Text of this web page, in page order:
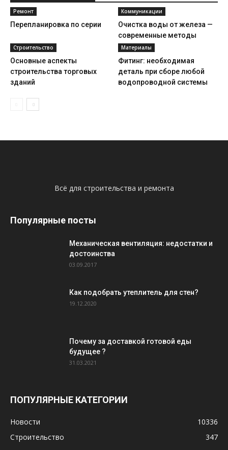
Ремонт
Перепланировка по серии
Коммуникации
Очистка воды от железа —
современные методы
Строительство
Основные аспекты
строительства торговых
зданий
Материалы
Фитинг: необходимая
деталь при сборе любой
водопроводной системы
Всё для строительства и ремонта
Популярные посты
Механическая вентиляция: недостатки и
достоинства
03.09.2017
Как подобрать утеплитель для стен?
19.12.2020
Почему за доставкой готовой еды
будущее ?
31.03.2021
ПОПУЛЯРНЫЕ КАТЕГОРИИ
Новости
10336
Строительство
347